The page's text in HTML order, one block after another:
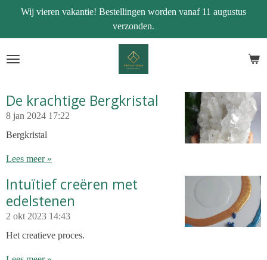
naar
de
Wij vieren vakantie! Bestellingen worden vanaf 11 augustus
verzonden.
De krachtige Bergkristal
8 jan 2024 17:22
Bergkristal
Lees meer »
Intuïtief creëren met
edelstenen
2 okt 2023 14:43
Het creatieve proces.